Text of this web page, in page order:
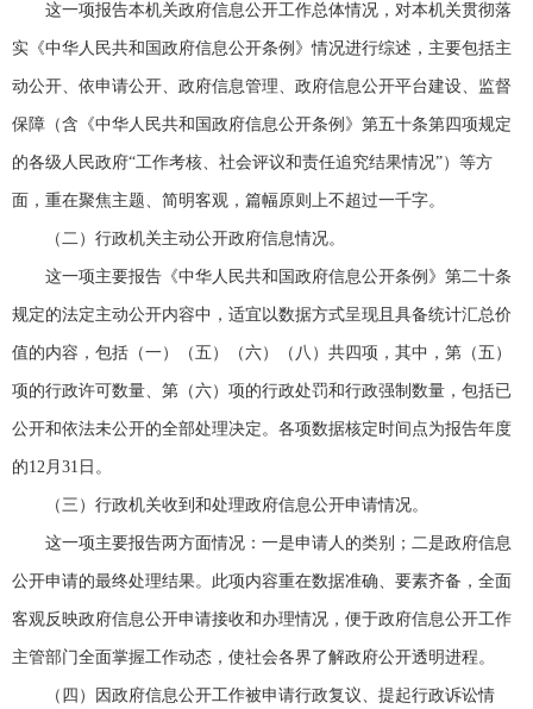
这一项报告本机关政府信息公开工作总体情况，对本机关贯彻落
实《中华人民共和国政府信息公开条例》情况进行综述，主要包括主
动公开、依申请公开、政府信息管理、政府信息公开平台建设、监督
保障（含《中华人民共和国政府信息公开条例》第五十条第四项规定
的各级人民政府“工作考核、社会评议和责任追究结果情况”）等方
面，重在聚焦主题、简明客观，篇幅原则上不超过一千字。
（二）行政机关主动公开政府信息情况。
这一项主要报告《中华人民共和国政府信息公开条例》第二十条
规定的法定主动公开内容中，适宜以数据方式呈现且具备统计汇总价
值的内容，包括（一）（五）（六）（八）共四项，其中，第（五）
项的行政许可数量、第（六）项的行政处罚和行政强制数量，包括已
公开和依法未公开的全部处理决定。各项数据核定时间点为报告年度
的12月31日。
（三）行政机关收到和处理政府信息公开申请情况。
这一项主要报告两方面情况：一是申请人的类别；二是政府信息
公开申请的最终处理结果。此项内容重在数据准确、要素齐备，全面
客观反映政府信息公开申请接收和办理情况，便于政府信息公开工作
主管部门全面掌握工作动态，使社会各界了解政府公开透明进程。
（四）因政府信息公开工作被申请行政复议、提起行政诉讼情